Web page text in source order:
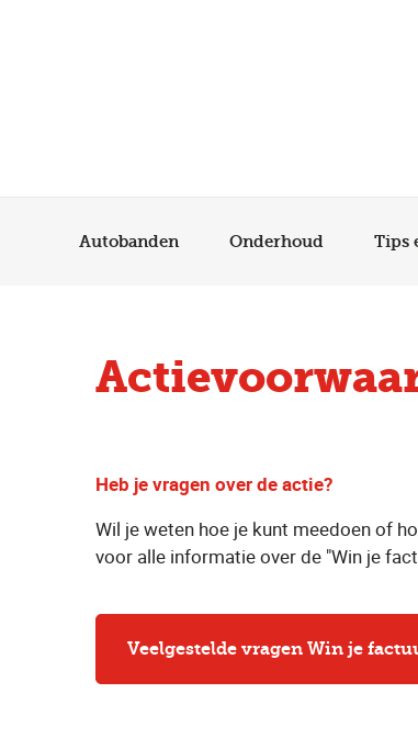
Autobanden Onderhoud Tips
Heb je vragen over de actie?
Wil je weten hoe je kunt meedoen of
voor alle informatie over de "Win je
Veelgestelde vragen Win je